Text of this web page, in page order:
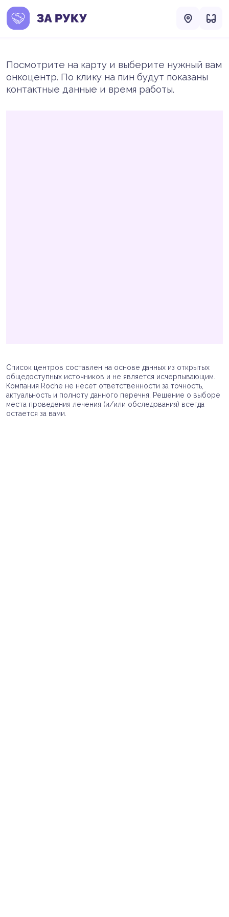
Посмотрите на карту и выберите нужный вам
онкоцентр. По клику на пин будут показаны
контактные данные и время работы.
Список центров составлен на основе данных из открытых
общедоступных источников и не является исчерпывающим.
Компания Roche не несет ответственности за точность,
актуальность и полноту данного перечня. Решение о выборе
места проведения лечения (и/или обследования) всегда
остается за вами.